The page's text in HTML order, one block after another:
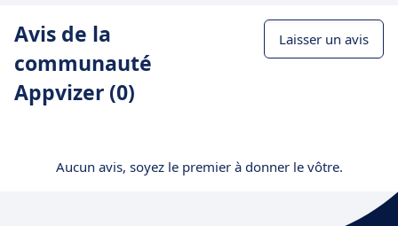
Avis de la
communauté
Appvizer (0)
Laisser un avis
Aucun avis, soyez le premier à donner le vôtre.